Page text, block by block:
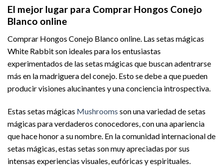
El mejor lugar para Comprar Hongos Conejo
Blanco online
Comprar Hongos Conejo Blanco online. Las setas mágicas
White Rabbit son ideales para los entusiastas
experimentados de las setas mágicas que buscan adentrarse
más en la madriguera del conejo. Esto se debe a que pueden
producir visiones alucinantes y una conciencia introspectiva.
Estas setas mágicas Mushrooms son una variedad de setas
mágicas para verdaderos conocedores, con una apariencia
que hace honor a su nombre. En la comunidad internacional de
setas mágicas, estas setas son muy apreciadas por sus
intensas experiencias visuales, eufóricas y espirituales.